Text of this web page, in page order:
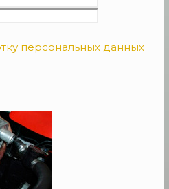
персональных данных